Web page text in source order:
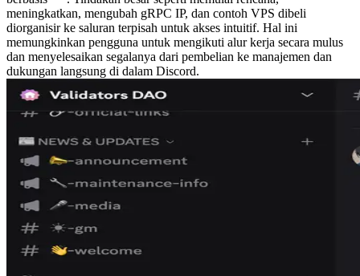
meningkatkan, mengubah gRPC IP, dan contoh VPS dibeli
diorganisir ke saluran terpisah untuk akses intuitif. Hal ini
memungkinkan pengguna untuk mengikuti alur kerja secara mulus
dan menyelesaikan segalanya dari pembelian ke manajemen dan
dukungan langsung di dalam Discord.